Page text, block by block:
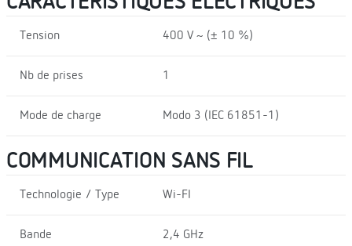
Tension 400 V ~ (± 10 %)
Nb de prises 1
Mode de charge Modo 3 (IEC 61851-1)
COMMUNICATION SANS FIL
Technologie / Type Wi-FI
Bande 2,4 GHz